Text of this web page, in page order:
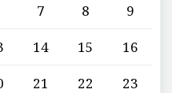
7 8
9
14 15
16
21 22
23